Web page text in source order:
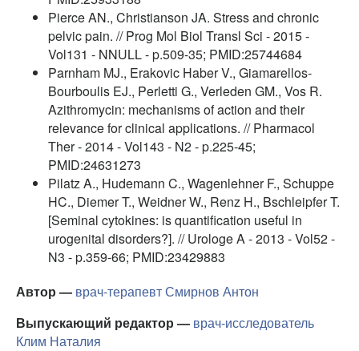
Pierce AN., Christianson JA. Stress and chronic
pelvic pain. // Prog Mol Biol Transl Sci - 2015 -
Vol131 - NNULL - p.509-35; PMID:25744684
Parnham MJ., Erakovic Haber V., Giamarellos-
Bourboulis EJ., Perletti G., Verleden GM., Vos R.
Azithromycin: mechanisms of action and their
relevance for clinical applications. // Pharmacol
Ther - 2014 - Vol143 - N2 - p.225-45;
PMID:24631273
Pilatz A., Hudemann C., Wagenlehner F., Schuppe
HC., Diemer T., Weidner W., Renz H., Bschleipfer T.
[Seminal cytokines: is quantification useful in
urogenital disorders?]. // Urologe A - 2013 - Vol52 -
N3 - p.359-66; PMID:23429883
Автор — врач-терапевтСмирнов Антон
Выпускающий редактор — врач-исследователь
Клим Наталия